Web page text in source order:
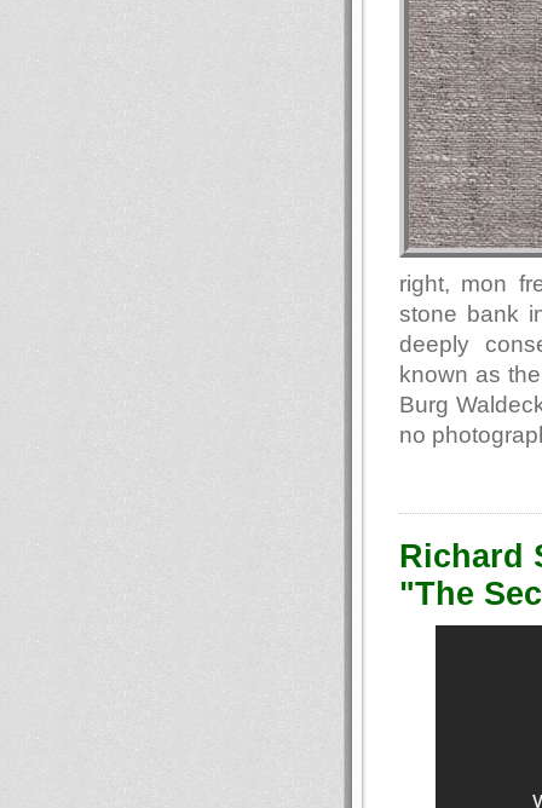
right, mon
stone bank
deeply
known as
Burg
no
Richard
"The